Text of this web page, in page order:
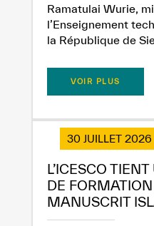
Ramatulai Wurie,
l’Enseignement
la République de
VOIR PLUS
30 JUILLET 2026
L’ICESCO
DE
MANUSCRIT